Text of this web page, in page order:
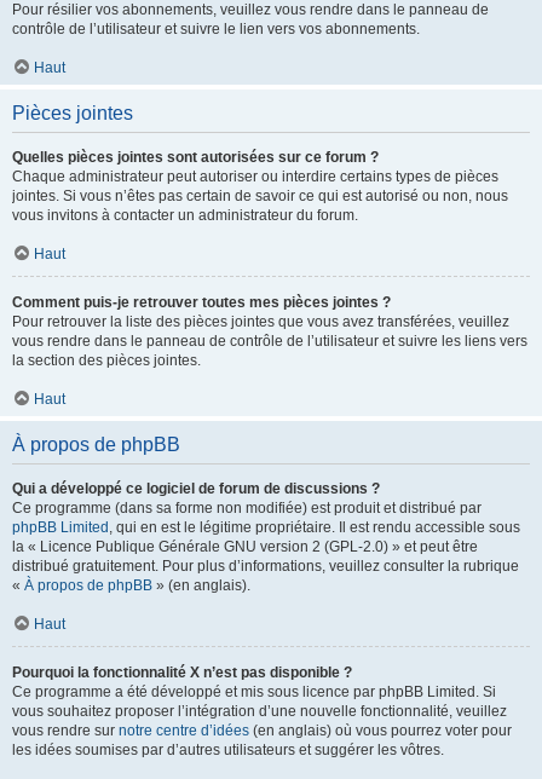
Pour résilier vos abonnements, veuillez vous rendre dans le panneau de
contrôle de l’utilisateur et suivre le lien vers vos abonnements.
Haut
Pièces jointes
Quelles pièces jointes sont autorisées sur ce forum ?
Chaque administrateur peut autoriser ou interdire certains types de pièces
jointes. Si vous n’êtes pas certain de savoir ce qui est autorisé ou non, nous
vous invitons à contacter un administrateur du forum.
Haut
Comment puis-je retrouver toutes mes pièces jointes ?
Pour retrouver la liste des pièces jointes que vous avez transférées, veuillez
vous rendre dans le panneau de contrôle de l’utilisateur et suivre les liens vers
la section des pièces jointes.
Haut
À propos de phpBB
Qui a développé ce logiciel de forum de discussions ?
Ce programme (dans sa forme non modifiée) est produit et distribué par
phpBB Limited , qui en est le légitime propriétaire. Il est rendu accessible sous
la « Licence Publique Générale GNU version 2 (GPL-2.0) » et peut être
distribué gratuitement. Pour plus d’informations, veuillez consulter la rubrique
« À propos de phpBB » (en anglais).
Haut
Pourquoi la fonctionnalité X n’est pas disponible ?
Ce programme a été développé et mis sous licence par phpBB Limited. Si
vous souhaitez proposer l’intégration d’une nouvelle fonctionnalité, veuillez
vous rendre sur notre centre d’idées (en anglais) où vous pourrez voter pour
les idées soumises par d’autres utilisateurs et suggérer les vôtres.